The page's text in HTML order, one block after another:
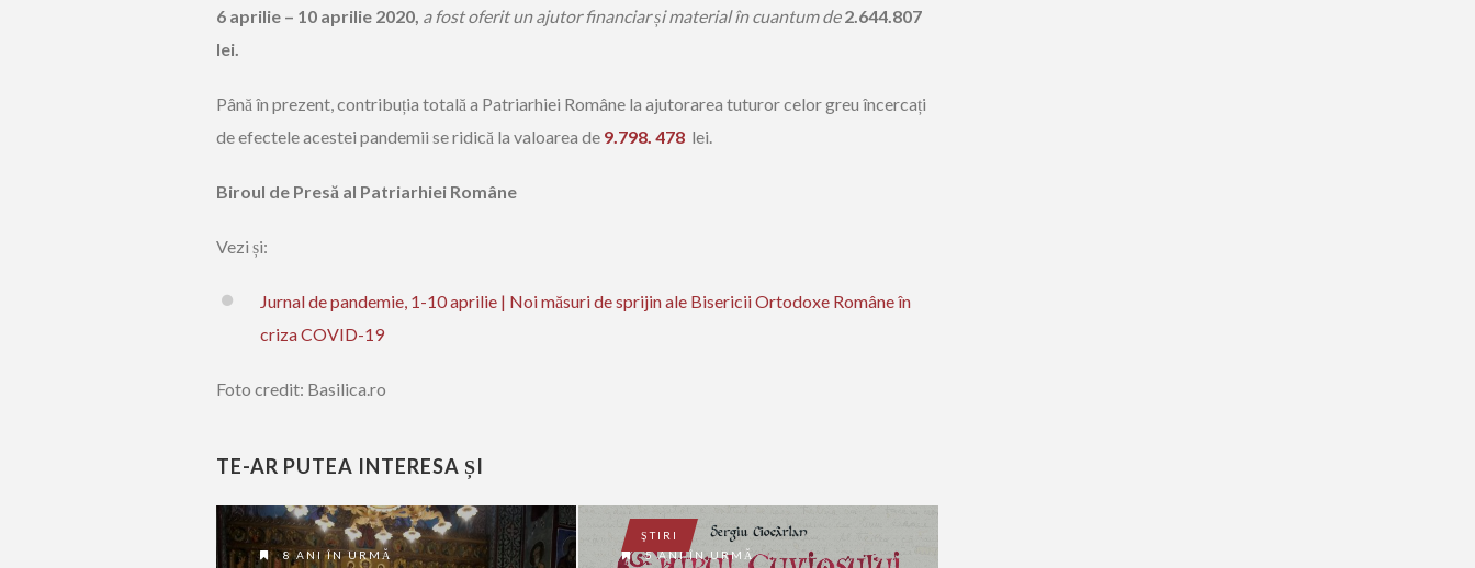
6 aprilie – 10 aprilie 2020, a fost oferit un ajutor financiarși material în cuantum de2.644.807
lei.
Până în prezent, contribuția totală a Patriarhiei Române la ajutorarea tuturor celor greu încercați
de efectele acestei pandemii se ridică la valoarea de 9.798. 478 lei.
Biroul de Presă al Patriarhiei Române
Vezi și:
Jurnal de pandemie, 1-10 aprilie | Noi măsuri de sprijin ale Bisericii Ortodoxe Române în
criza COVID-19
Foto credit: Basilica.ro
TE-AR PUTEA INTERESA ȘI
8 ANI ÎN URMĂ 5 ANI ÎN URMĂ
ŞTIRI